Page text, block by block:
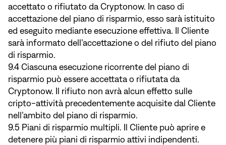
accettato o rifiutato da Cryptonow. In caso di
accettazione del piano di risparmio, esso sarà istituito
ed eseguito mediante esecuzione effettiva. Il Cliente
sarà informato dell’accettazione o del rifiuto del piano
di risparmio.
9.4 Ciascuna esecuzione ricorrente del piano di
risparmio può essere accettata o rifiutata da
Cryptonow. Il rifiuto non avrà alcun effetto sulle
cripto-attività precedentemente acquisite dal Cliente
nell’ambito del piano di risparmio.
9.5 Piani di risparmio multipli. Il Cliente può aprire e
detenere più piani di risparmio attivi indipendenti.